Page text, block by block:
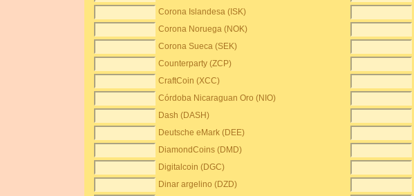
Corona Islandesa (ISK)
Corona Noruega (NOK)
Corona Sueca (SEK)
Counterparty (ZCP)
CraftCoin (XCC)
Córdoba Nicaraguan Oro (NIO)
Dash (DASH)
Deutsche eMark (DEE)
DiamondCoins (DMD)
Digitalcoin (DGC)
Dinar argelino (DZD)